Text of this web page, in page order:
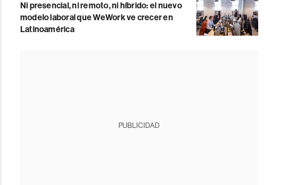
Ni presencial, ni remoto, ni híbrido: el nuevo
modelo laboral que WeWork ve crecer en
Latinoamérica
PUBLICIDAD